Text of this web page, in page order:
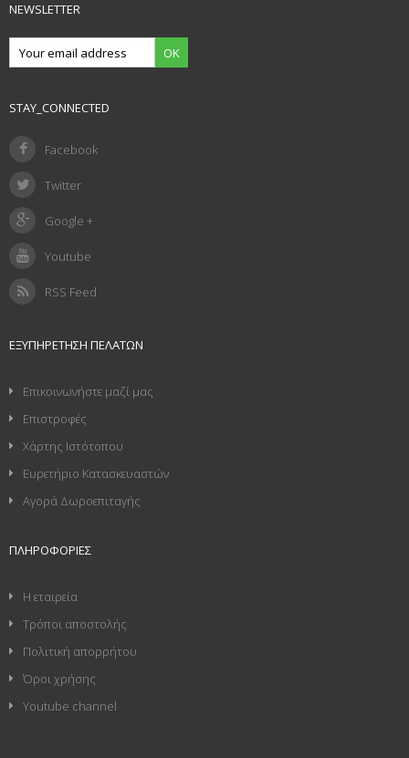
NEWSLETTER
OK
STAY_CONNECTED
Facebook
Twitter
Google +
Youtube
RSS Feed
ΕΞΥΠΗΡΈΤΗΣΗ ΠΕΛΑΤΏΝ
Επικοινωνήστε μαζί μας
Επιστροφές
Χάρτης Ιστότοπου
Ευρετήριο Κατασκευαστών
Αγορά Δωροεπιταγής
ΠΛΗΡΟΦΟΡΊΕΣ
Η εταιρεία
Τρόποι αποστολής
Πολιτική απορρήτου
Όροι χρήσης
Youtube channel